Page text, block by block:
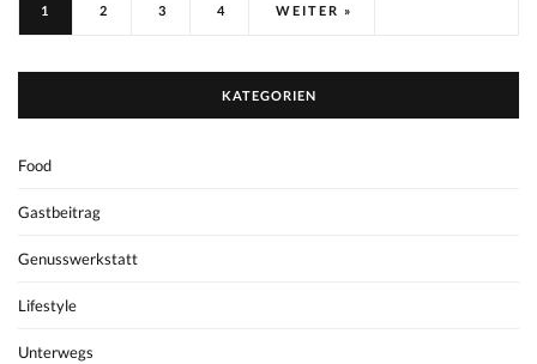
1 2 3 4 WEITER »
KATEGORIEN
Food
Gastbeitrag
Genusswerkstatt
Lifestyle
Unterwegs